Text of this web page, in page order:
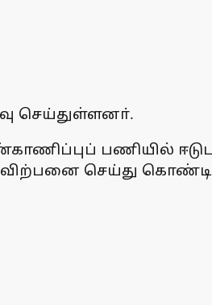
செய்துள்ளனா்.
பணியில்
செய்து